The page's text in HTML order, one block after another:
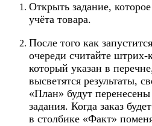
Открыть задание,
учёта товара.
После того как
очереди считайте штрих-
который указан в
высветятся результаты,
«План» будут
задания. Когда заказ
в столбике «Факт»